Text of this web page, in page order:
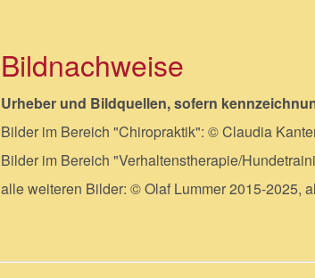
Bildnachweise
Urheber und Bildquellen, sofern
Bilder im Bereich "Chiropraktik": © Claudia
Bilder im Bereich "Verhaltenstherapie/
alle weiteren Bilder: © Olaf Lummer 2015-2025,